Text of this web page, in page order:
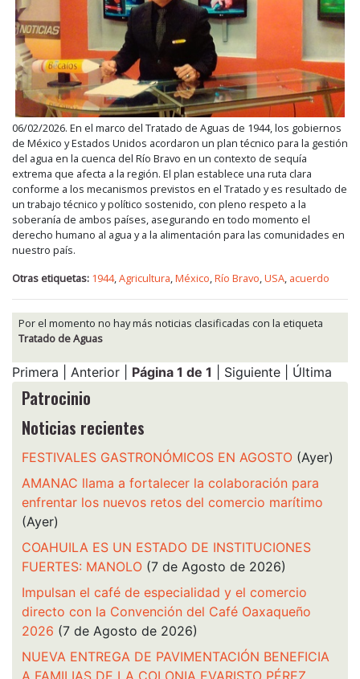
06/02/2026. En el marco del Tratado de Aguas de 1944, los gobiernos
de México y Estados Unidos acordaron un plan técnico para la gestión
del agua en la cuenca del Río Bravo en un contexto de sequía
extrema que afecta a la región. El plan establece una ruta clara
conforme a los mecanismos previstos en el Tratado y es resultado de
un trabajo técnico y político sostenido, con pleno respeto a la
soberanía de ambos países, asegurando en todo momento el
derecho humano al agua y a la alimentación para las comunidades en
nuestro país.
Otras etiquetas: 1944, Agricultura México Río Bravo USA acuerdo
Por el momento no hay más noticias clasificadas con la etiqueta
Tratado de Aguas
Primera | Anterior | Página 1 de 1 | Siguiente | Última
Patrocinio
Noticias recientes
FESTIVALES GASTRONÓMICOS EN AGOSTO (Ayer)
AMANAC llama a fortalecer la colaboración para
enfrentar los nuevos retos del comercio marítimo
(Ayer)
COAHUILA ES UN ESTADO DE INSTITUCIONES
FUERTES: MANOLO (7 de Agosto de 2026)
Impulsan el café de especialidad y el comercio
directo con la Convención del Café Oaxaqueño
2026 (7 de Agosto de 2026)
NUEVA ENTREGA DE PAVIMENTACIÓN BENEFICIA
A FAMILIAS DE LA COLONIA EVARISTO PÉREZ